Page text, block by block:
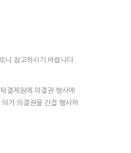
니 참고하시기 바랍니다.
결제원에 의결권 행사에
거 의결권을 간접 행사하